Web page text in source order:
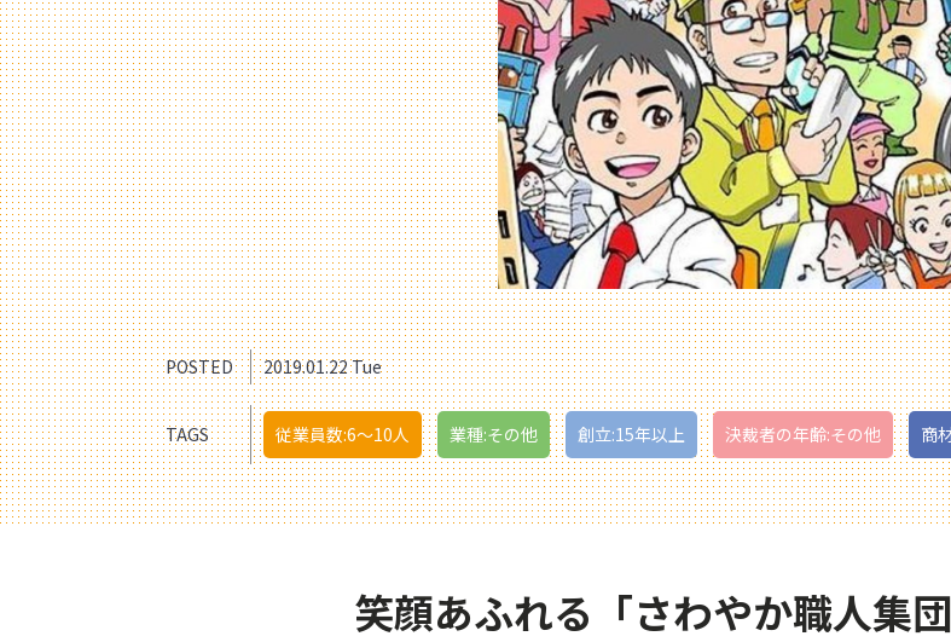
POSTED 2019.01.22 Tue
TAGS 従業員数:6～10人 業種:その他 創立:15年以上 決裁者の年齢:その他 商
笑顔あふれる「さわやか職人集